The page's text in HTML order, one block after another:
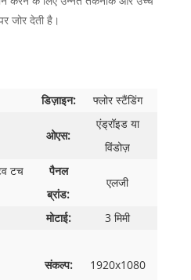
जोर देती है।
डिज़ाइन: फ्लोर स्टैंडिंग
ओएस:
एंड्रॉइड या
विंडोज़
टच
पैनल
ब्रांड:
एलजी
मोटाई:
3 मिमी
संकल्प: 1920x1080